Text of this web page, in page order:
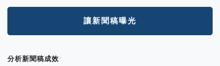
讓新聞稿曝光
分析新聞稿成效